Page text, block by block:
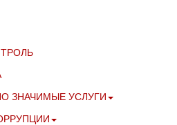
ЗНАЧИМЫЕ УСЛУГИ